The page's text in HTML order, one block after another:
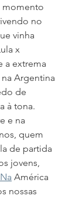
momento
no
vinha
x
a extrema
Argentina
de
à tona.
e na
quem
de partida
jovens,
Na América
nossas